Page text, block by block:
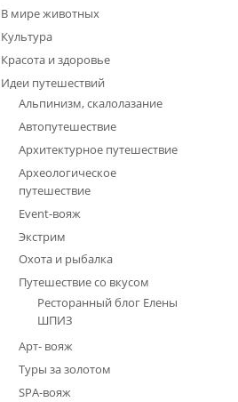
В мире животных
Культура
Красота и здоровье
Идеи путешествий
Альпинизм, скалолазание
Автопутешествие
Архитектурное путешествие
Археологическое
путешествие
Event-вояж
Экстрим
Охота и рыбалка
Путешествие со вкусом
Ресторанный блог Елены
ШПИЗ
Арт- вояж
Туры за золотом
SPA-вояж